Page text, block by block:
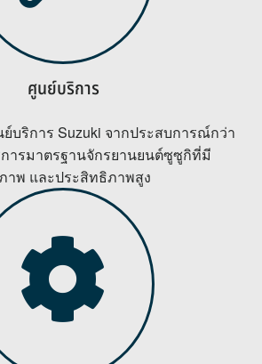
ศูนย์บริการ
บริการ Suzuki จากประสบการณ์กว่า
ารมาตรฐานจักรยานยนต์ซูซูกิที่มี
พ และประสิทธิภาพสูง